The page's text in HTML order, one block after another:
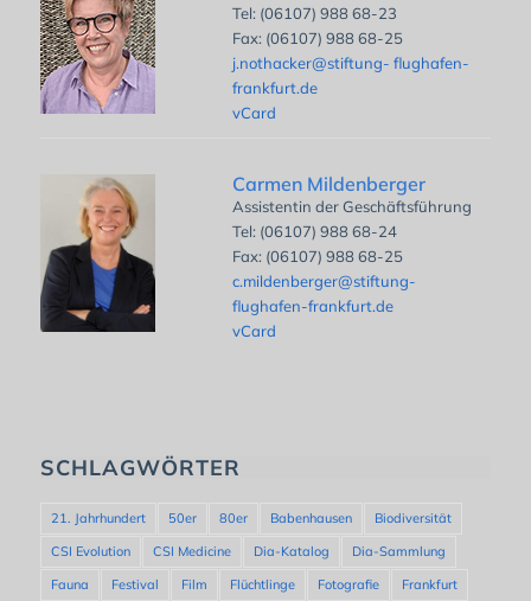
Tel: (06107) 988 68-23
Fax: (06107) 988 68-25
j.nothacker@stiftung- flughafen-
frankfurt.de
vCard
Carmen Mildenberger
Assistentin der Geschäftsführung
Tel: (06107) 988 68-24
Fax: (06107) 988 68-25
c.mildenberger@stiftung-
flughafen-frankfurt.de
vCard
SCHLAGWÖRTER
21. Jahrhundert 50er 80er Babenhausen
Biodiversität
CSI Evolution
CSI Medicine Dia-Katalog
Dia-Sammlung
Fauna
Festival Film Flüchtlinge Fotografie
Frankfurt